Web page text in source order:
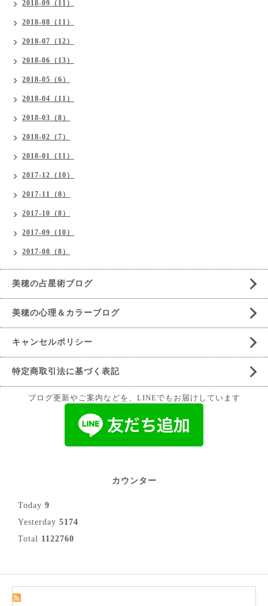
2018-09（11）
2018-08（11）
2018-07（12）
2018-06（13）
2018-05（6）
2018-04（11）
2018-03（8）
2018-02（7）
2018-01（11）
2017-12（10）
2017-11（8）
2017-10（8）
2017-09（10）
2017-08（8）
美穂の占星術ブログ
美穂の心理＆カラーブログ
キャンセルポリシー
特定商取引法に基づく表記
ブログ更新やご案内などを、LINEでもお届けしています
カウンター
Today 9
Yesterday 5174
Total 1122760